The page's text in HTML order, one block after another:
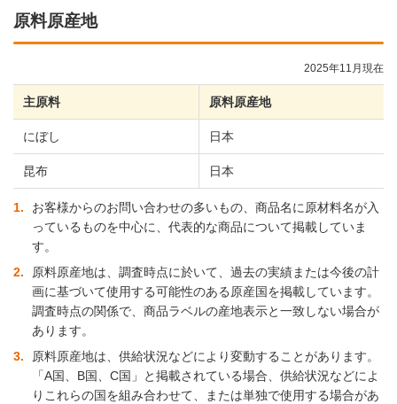
原料原産地
2025年11月現在
主原料 原料原産地
にぼし 日本
昆布 日本
1
お客様からのお問い合わせの多いもの、商品名に原材料名が入
っているものを中心に、代表的な商品について掲載していま
す。
2
原料原産地は、調査時点に於いて、過去の実績または今後の計
画に基づいて使用する可能性のある原産国を掲載しています。
調査時点の関係で、商品ラベルの産地表示と一致しない場合が
あります。
3
原料原産地は、供給状況などにより変動することがあります。
「A国、B国、C国」と掲載されている場合、供給状況などによ
りこれらの国を組み合わせて、または単独で使用する場合があ